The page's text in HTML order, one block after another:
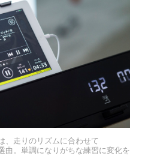
、走りのリズムに合わせて
曲。単調になりがちな練習に変化を